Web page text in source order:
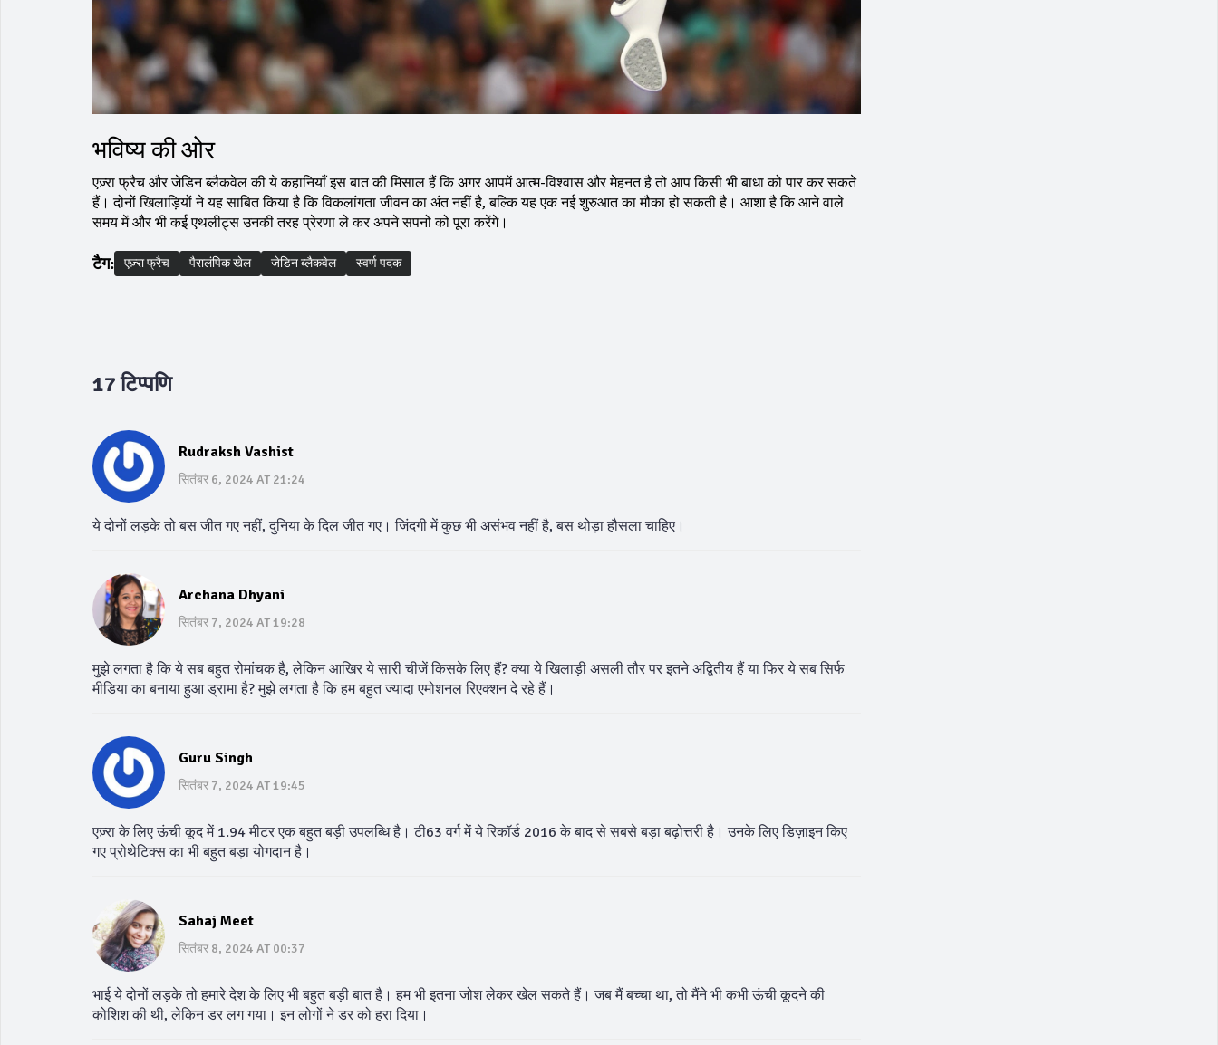
भविष्य की ओर
एज़्रा फ्रैच और जेडिन ब्लैकवेल की ये कहानियाँ इस बात की मिसाल हैं कि अगर आपमें आत्म-विश्वास और मेहनत है तो आप किसी भी बाधा को पार कर सकते
हैं। दोनों खिलाड़ियों ने यह साबित किया है कि विकलांगता जीवन का अंत नहीं है, बल्कि यह एक नई शुरुआत का मौका हो सकती है। आशा है कि आने वाले
समय में और भी कई एथलीट्स उनकी तरह प्रेरणा ले कर अपने सपनों को पूरा करेंगे।
टैग: एज़्रा फ्रैच पैरालंपिक खेल जेडिन ब्लैकवेल स्वर्ण पदक
17 टिप्पणि
Rudraksh Vashist
सितंबर 6, 2024 AT 21:24
ये दोनों लड़के तो बस जीत गए नहीं, दुनिया के दिल जीत गए। जिंदगी में कुछ भी असंभव नहीं है, बस थोड़ा हौसला चाहिए।
Archana Dhyani
सितंबर 7, 2024 AT 19:28
मुझे लगता है कि ये सब बहुत रोमांचक है, लेकिन आखिर ये सारी चीजें किसके लिए हैं? क्या ये खिलाड़ी असली तौर पर इतने अद्वितीय हैं या फिर ये सब सिर्फ
मीडिया का बनाया हुआ ड्रामा है? मुझे लगता है कि हम बहुत ज्यादा एमोशनल रिएक्शन दे रहे हैं।
Guru Singh
सितंबर 7, 2024 AT 19:45
एज़्रा के लिए ऊंची कूद में 1.94 मीटर एक बहुत बड़ी उपलब्धि है। टी63 वर्ग में ये रिकॉर्ड 2016 के बाद से सबसे बड़ा बढ़ोत्तरी है। उनके लिए डिज़ाइन किए
गए प्रोथेटिक्स का भी बहुत बड़ा योगदान है।
Sahaj Meet
सितंबर 8, 2024 AT 00:37
भाई ये दोनों लड़के तो हमारे देश के लिए भी बहुत बड़ी बात है। हम भी इतना जोश लेकर खेल सकते हैं। जब मैं बच्चा था, तो मैंने भी कभी ऊंची कूदने की
कोशिश की थी, लेकिन डर लग गया। इन लोगों ने डर को हरा दिया।